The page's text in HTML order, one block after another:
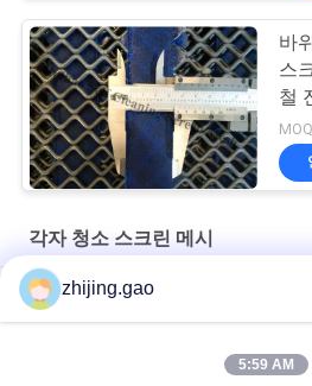
바
스
철
각자 청소 스크린 메시
실리카 모래 세척용 셰이커 자갈 채광
zhijing.gao
5:59 AM